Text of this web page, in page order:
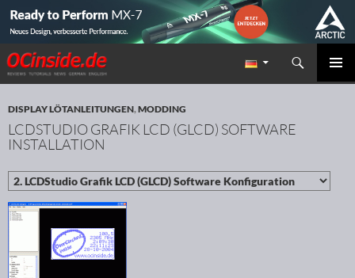
Redaktion ocinside.de PC Hardware Portal
Suchen
ZUM INHALT SPRINGEN
DISPLAY LÖTANLEITUNGEN,MODDING
LCDSTUDIO GRAFIK LCD (GLCD) SOFTWARE
INSTALLATION